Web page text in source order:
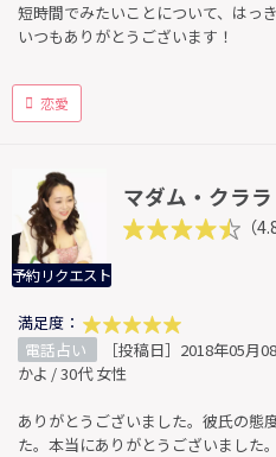
短時間でみたいことについて、はっ
いつもありがとうございます！
恋愛
予約リクエスト
マダム・クララ
（
満足度：
電話占い
［投稿日］2018年05月
かよ / 30代 女性
ありがとうございました。彼氏の態
た。本当にありがとうございました。